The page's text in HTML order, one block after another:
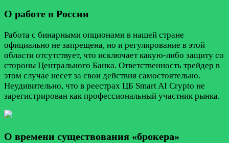
О работе в России
Работа с бинарными опционами в нашей стране
официально не запрещена, но и регулирование в этой
области отсутствует, что исключает какую-либо защиту со
стороны Центрального Банка. Ответственность трейдер в
этом случае несет за свои действия самостоятельно.
Неудивительно, что в реестрах ЦБ Smart AI Crypto не
зарегистрирован как профессиональный участник рынка.
О времени существования «брокера»